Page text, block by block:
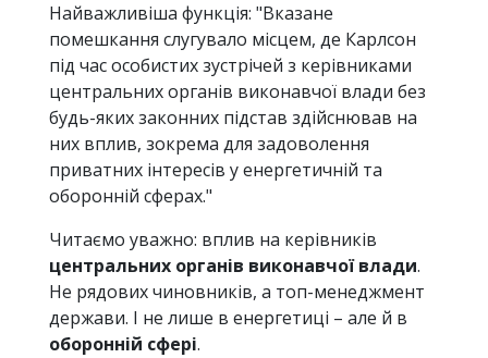
Найважливіша функція: "Вказане
помешкання слугувало місцем, де Карлсон
під час особистих зустрічей з керівниками
центральних органів виконавчої влади без
будь-яких законних підстав здійснював на
них вплив, зокрема для задоволення
приватних інтересів у енергетичній та
оборонній сферах."
Читаємо уважно: вплив на керівників
центральних органів виконавчої влади.
Не рядових чиновників, а топ-менеджмент
держави. І не лише в енергетиці – але й в
оборонній сфері.